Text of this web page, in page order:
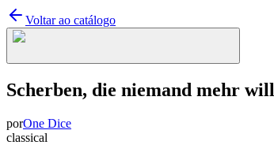
Voltar ao catálogo
Scherben, die niemand mehr will
porOne Dice
classical